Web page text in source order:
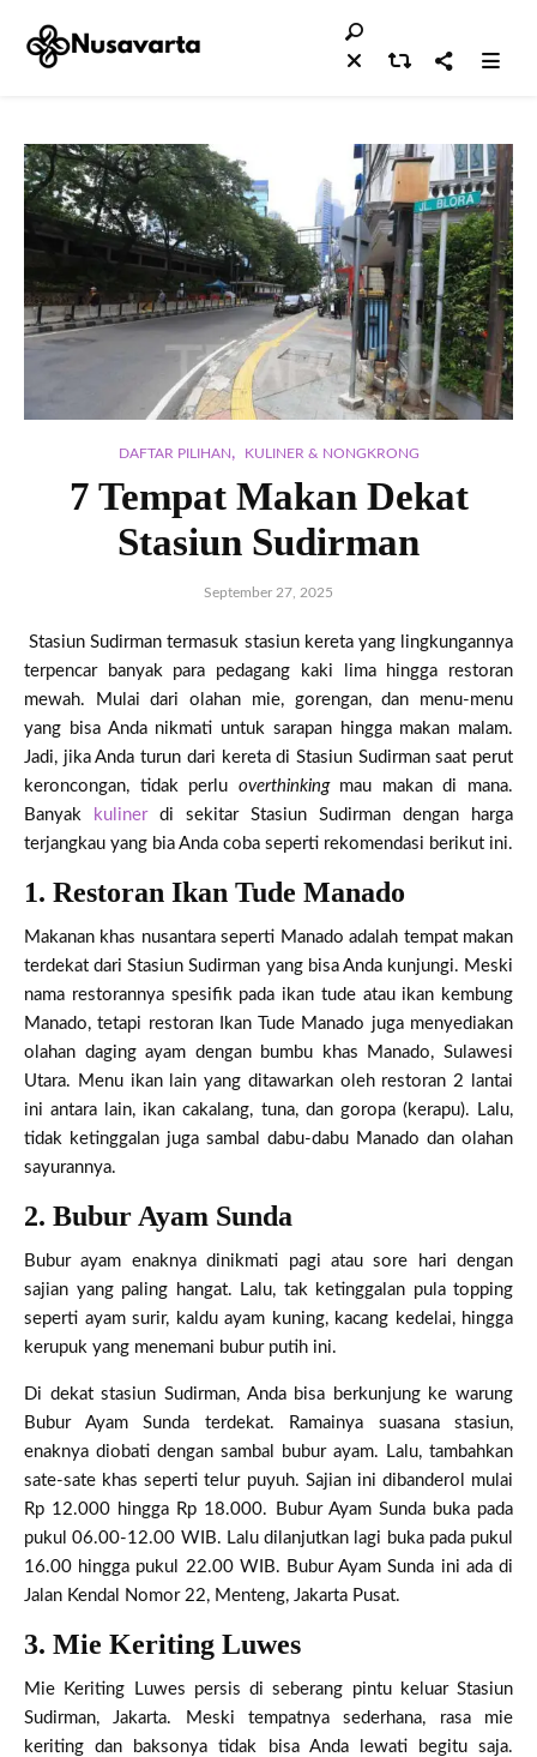
DAFTAR PILIHAN, KULINER & NONGKRONG
7 Tempat Makan Dekat
Stasiun Sudirman
September 27, 2025
Stasiun Sudirman termasuk stasiun kereta yang lingkungannya
terpencar banyak para pedagang kaki lima hingga restoran
mewah. Mulai dari olahan mie, gorengan, dan menu-menu
yang bisa Anda nikmati untuk sarapan hingga makan malam.
Jadi, jika Anda turun dari kereta di Stasiun Sudirman saat perut
keroncongan, tidak perlu overthinkingmau makan di mana.
Banyak
kulinerdi sekitar Stasiun Sudirman dengan harga
terjangkau yang bia Anda coba seperti rekomendasi berikut ini.
1. Restoran Ikan Tude Manado
Makanan khas nusantara seperti Manado adalah tempat makan
terdekat dari Stasiun Sudirman yang bisa Anda kunjungi. Meski
nama restorannya spesifik pada ikan tude atau ikan kembung
Manado, tetapi restoran Ikan Tude Manado juga menyediakan
olahan daging ayam dengan bumbu khas Manado, Sulawesi
Utara. Menu ikan lain yang ditawarkan oleh restoran 2 lantai
ini antara lain, ikan cakalang, tuna, dan goropa (kerapu). Lalu,
tidak ketinggalan juga sambal dabu-dabu Manado dan olahan
sayurannya.
2. Bubur Ayam Sunda
Bubur ayam enaknya dinikmati pagi atau sore hari dengan
sajian yang paling hangat. Lalu, tak ketinggalan pula topping
seperti ayam surir, kaldu ayam kuning, kacang kedelai, hingga
kerupuk yang menemani bubur putih ini.
Di dekat stasiun Sudirman, Anda bisa berkunjung ke warung
Bubur Ayam Sunda terdekat. Ramainya suasana stasiun,
enaknya diobati dengan sambal bubur ayam. Lalu, tambahkan
sate-sate khas seperti telur puyuh. Sajian ini dibanderol mulai
Rp 12.000 hingga Rp 18.000. Bubur Ayam Sunda buka pada
pukul 06.00-12.00 WIB. Lalu dilanjutkan lagi buka pada pukul
16.00 hingga pukul 22.00 WIB. Bubur Ayam Sunda ini ada di
Jalan Kendal Nomor 22, Menteng, Jakarta Pusat.
3. Mie Keriting Luwes
Mie Keriting Luwes persis di seberang pintu keluar Stasiun
Sudirman, Jakarta. Meski tempatnya sederhana, rasa mie
keriting dan baksonya tidak bisa Anda lewati begitu saja.